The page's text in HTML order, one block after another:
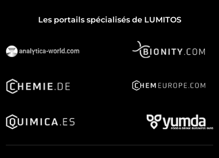
Les portails spécialisés de LUMITOS